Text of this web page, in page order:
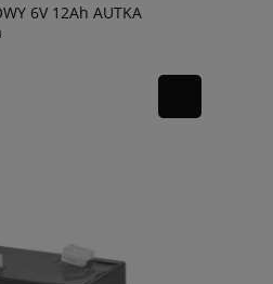
6V 12Ah AUTKA